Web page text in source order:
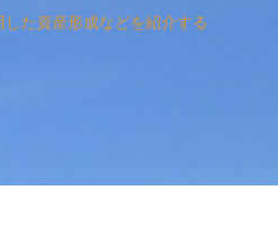
た資産形成などを紹介する